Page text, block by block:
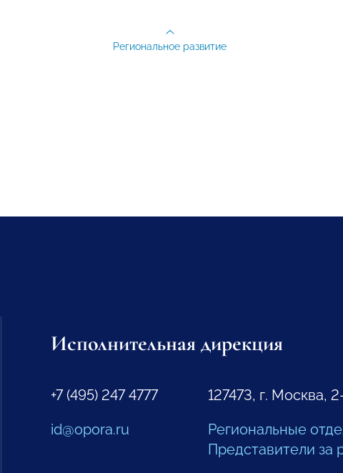
Региональное развитие
Исполнительная дирекция
+7 (495) 247 4777
id@opora.ru
127473, г. Москва,
Региональные
Представители за